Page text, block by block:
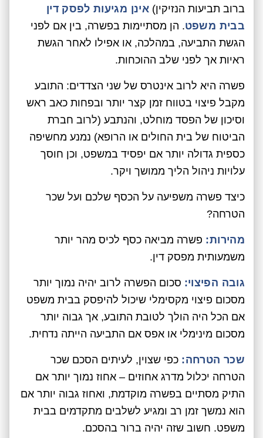
ברוב תביעות הנזיקין) אינן מגיעות לפסק דין
בבית משפט. הן מסתיימות בפשרה, בין אם לפני
הגשת התביעה, במהלכה, או אפילו לאחר הגשת
ראיות אך לפני שלב ההוכחות.
פשרה היא לרוב אינטרס של שני הצדדים: התובע
מקבל פיצוי בטווח זמן קצר יותר ובפחות כאב ראש
וסיכון של הפסד מוחלט, והנתבע (לרוב חברת
הביטוח של בית החולים או הרופא) נמנע מחשיפה
כספית גדולה יותר אם יפסיד במשפט, וכן חוסך
עלויות ניהול הליך ממושך ויקר.
כיצד פשרה משפיעה על הכסף שלכם ועל שכר
הטרחה?
מהירות: פשרה מביאה כסף לכיס מהר יותר
משמעותית מפסק דין.
גובה הפיצוי: סכום הפשרה לרוב יהיה נמוך יותר
מסכום פיצוי מקסימלי שיכול להיפסק בבית משפט
אם הכל היה הולך לטובת התובע, אך גבוה יותר
מסכום מינימלי או אפס אם התביעה הייתה נדחית.
שכר הטרחה: כפי שצוין, לעיתים הסכם שכר
הטרחה יכלול מדרג אחוזים – אחוז נמוך יותר אם
התיק מסתיים בפשרה מוקדמת, ואחוז גבוה יותר אם
הוא נמשך זמן רב ומגיע לשלבים מתקדמים בבית
משפט. חשוב שזה יהיה ברור בהסכם.